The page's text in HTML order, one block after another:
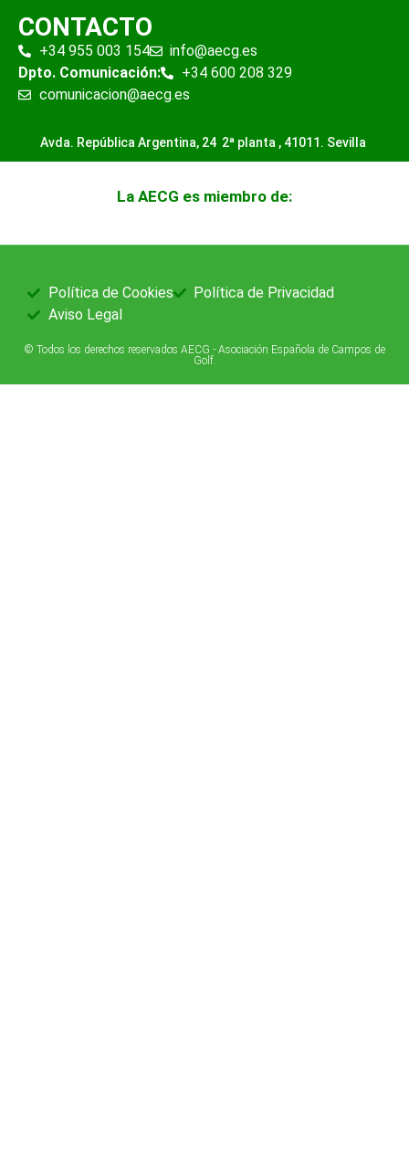
CONTACTO
+34 955 003 154
info@aecg.es
Dpto. Comunicación:
+34 600 208 329
comunicacion@aecg.es
Avda. República Argentina, 24 2ª planta , 41011. Sevilla
La AECG es miembro de:
© Todos los derechos reservados AECG - Asociación Española de Campos de
Golf.
Política de Cookies
Política de Privacidad
Aviso Legal